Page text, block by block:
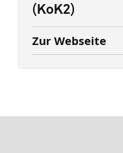
(KoK2)
Zur Webseite